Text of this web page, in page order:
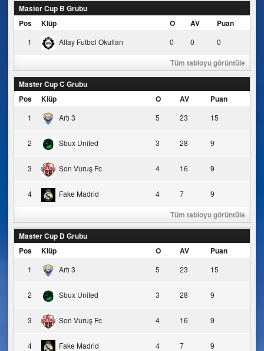
Master Cup B Grubu
Pos
Klüp O AV Puan
1 Altay Futbol Okulları 0 0 0
Tüm tabloyu görüntüle
Master Cup C Grubu
Pos
Klüp O AV Puan
1 Artı 3 5 23 15
2 Sbux United 3 28 9
3 Son Vuruş Fc 4 16 9
4 Fake Madrid 4 7 9
Tüm tabloyu görüntüle
Master Cup D Grubu
Pos
Klüp O AV Puan
1 Artı 3 5 23 15
2 Sbux United 3 28 9
3 Son Vuruş Fc 4 16 9
4 Fake Madrid 4 7 9